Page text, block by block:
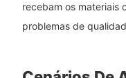
recebam os materiais
problemas de